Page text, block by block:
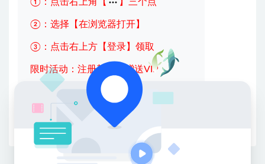
②：选择【在浏览器打开】
③：点击右上方【登录】领取
限时活动：注册新用户赠送VIP
收藏 链接